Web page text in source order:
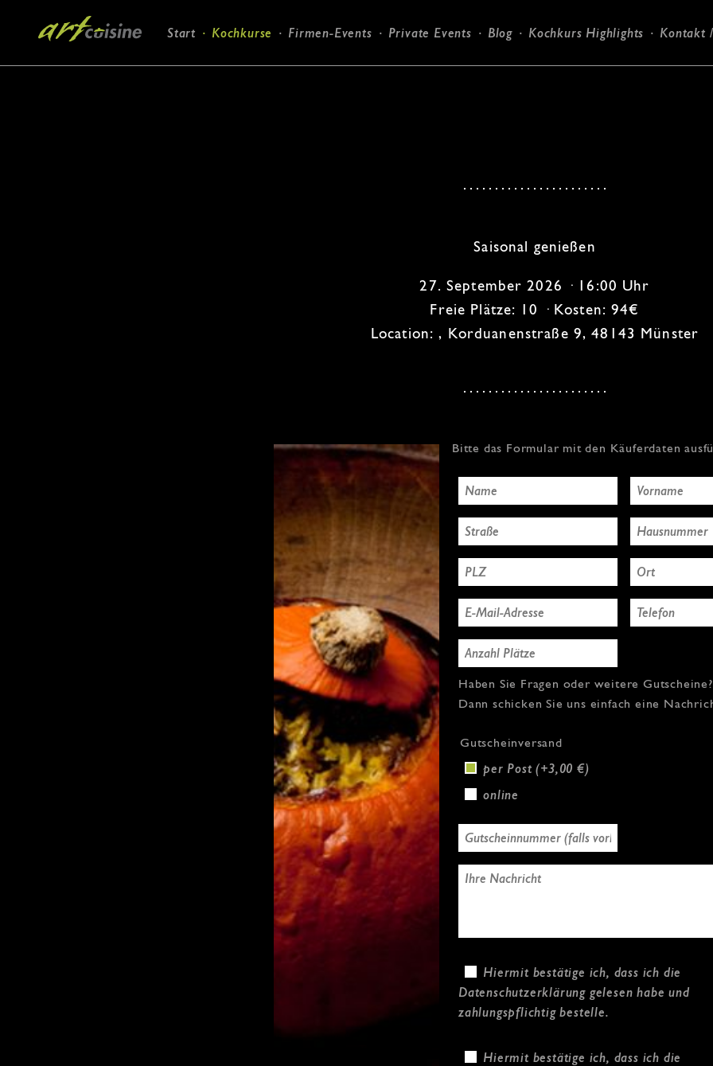
Navigation
Start Kochkurse Firmen-Events Private Events Blog Kochkurs Highlights Kontakt
Saisonal genießen
27. September 2026 · 16:00 Uhr
Freie Plätze: 10 · Kosten: 94€
Location: , Korduanenstraße 9, 48143 Münster
Bitte das Formular mit den Käuferdaten
Haben Sie Fragen oder weitere Gutscheine?
Dann schicken Sie uns einfach eine
Gutscheinversand
per Post (+3,00 €)
online
Hiermit bestätige ich, dass ich die
Datenschutzerklärung gelesen habe und
zahlungspflichtig bestelle.
Hiermit bestätige ich, dass ich die